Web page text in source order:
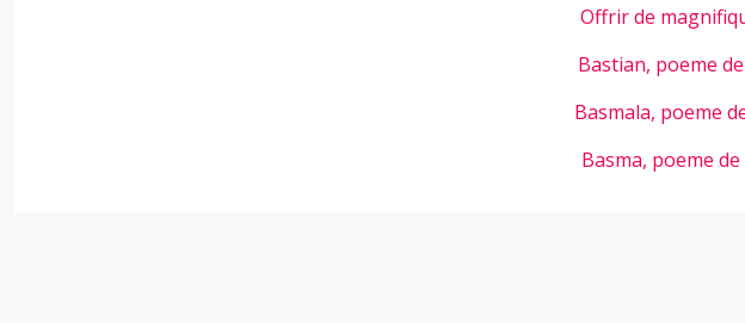
Offrir de
Bastian, poeme
Basmala, poeme
Basma, poeme